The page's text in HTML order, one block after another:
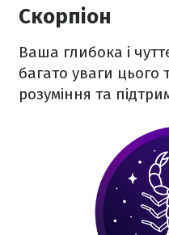
Скорпіон
Ваша глибока і
багато уваги
розуміння та